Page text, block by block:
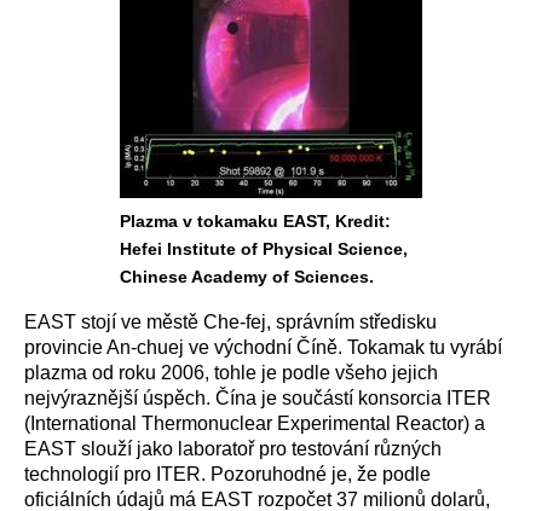
Plazma v tokamaku EAST, Kredit:
Hefei Institute of Physical Science,
Chinese Academy of Sciences.
EAST stojí ve městě Che-fej, správním středisku
provincie An-chuej ve východní Číně. Tokamak tu vyrábí
plazma od roku 2006, tohle je podle všeho jejich
nejvýraznější úspěch. Čína je součástí konsorcia ITER
(International Thermonuclear Experimental Reactor) a
EAST slouží jako laboratoř pro testování různých
technologií pro ITER. Pozoruhodné je, že podle
oficiálních údajů má EAST rozpočet 37 milionů dolarů,